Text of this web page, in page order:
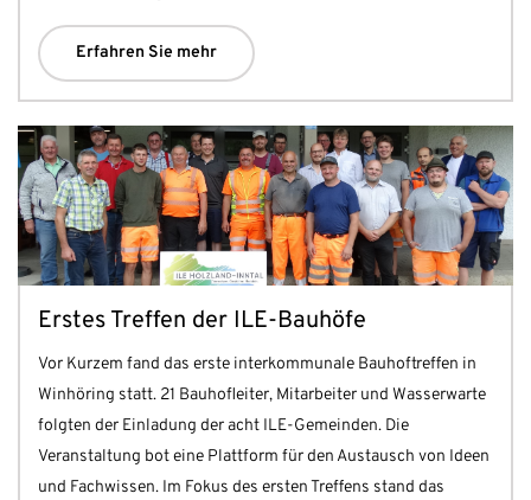
Erfahren Sie mehr
Erstes Treffen der ILE-Bauhöfe
Vor Kurzem fand das erste interkommunale Bauhoftreffen in
Winhöring statt. 21 Bauhofleiter, Mitarbeiter und Wasserwarte
folgten der Einladung der acht ILE-Gemeinden. Die
Veranstaltung bot eine Plattform für den Austausch von Ideen
und Fachwissen. Im Fokus des ersten Treffens stand das